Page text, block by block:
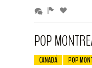
POP
CANADÁ POP